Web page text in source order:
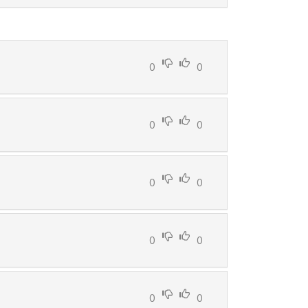
0
0
0
0
0
0
0
0
0
0